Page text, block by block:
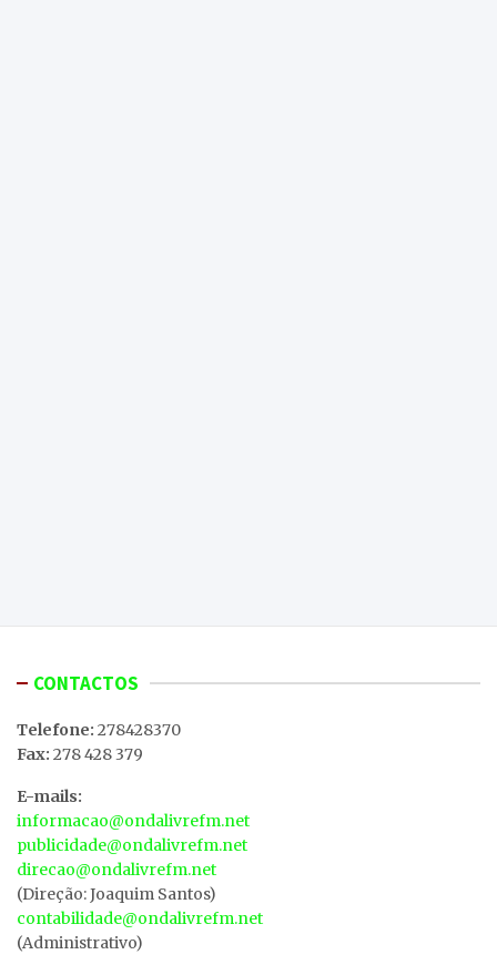
CONTACTOS
Telefone: 278428370
Fax: 278 428 379
E-mails:
informacao@ondalivrefm.net
publicidade@ondalivrefm.net
direcao@ondalivrefm.net
(Direção: Joaquim Santos)
contabilidade@ondalivrefm.net
(Administrativo)